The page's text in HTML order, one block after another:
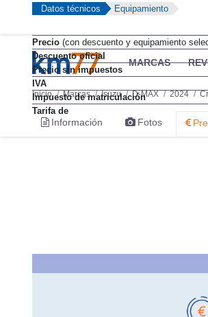
MARCAS
Inicio Marcas Isuzu D-MAX 2024
Información Fotos
Datos técnicos Equipamiento
Precio (con descuento y equipamiento
Descuento oficial
Precio sin impuestos
IVA
Impuesto de matriculación
Tarifa de